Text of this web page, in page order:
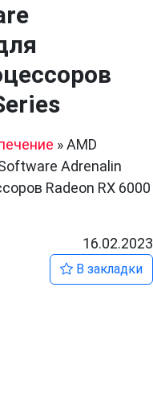
»AMD
Adrenalin
Radeon RX 6000
16.02.2023
В закладки